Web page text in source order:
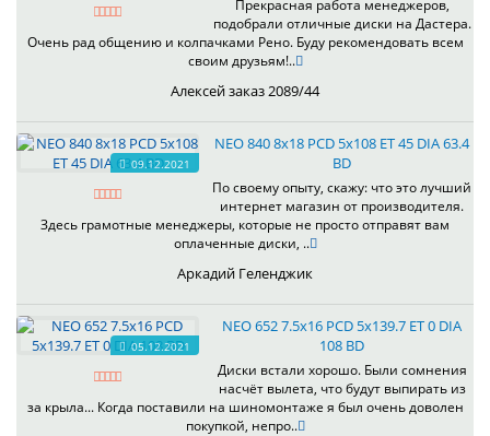
Прекрасная работа менеджеров,
подобрали отличные диски на Дастера.
Очень рад общению и колпачками Рено. Буду рекомендовать всем
своим друзьям!..
Алексей заказ 2089/44
09.12.2021
NEO 840 8x18 PCD 5x108 ET 45 DIA 63.4
BD
По своему опыту, скажу: что это лучший
интернет магазин от производителя.
Здесь грамотные менеджеры, которые не просто отправят вам
оплаченные диски, ..
Аркадий Геленджик
05.12.2021
NEO 652 7.5x16 PCD 5x139.7 ET 0 DIA
108 BD
Диски встали хорошо. Были сомнения
насчёт вылета, что будут выпирать из
за крыла... Когда поставили на шиномонтаже я был очень доволен
покупкой, непро..